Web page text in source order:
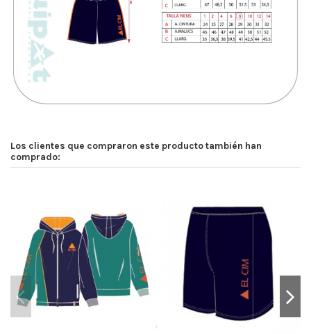
Los clientes que compraron este producto también han
comprado: